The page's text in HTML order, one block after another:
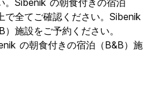
6.7
8.6
。Sibenik の朝食付きの宿泊
で全てご確認ください。Sibenik
施設をご予約ください。
の朝食付きの宿泊（B&B）施